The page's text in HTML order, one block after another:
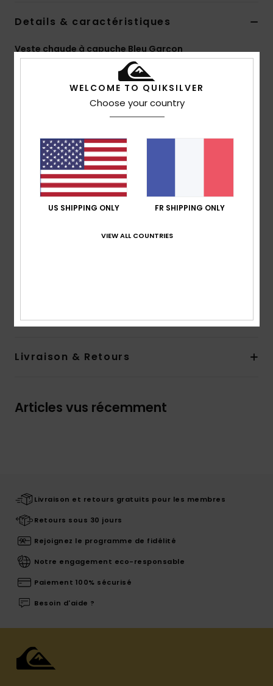
Details & caractéristiques
Veste chaude à capuche Bleu Garçon
Code couleur
Caractéristiques
Coupe : coupe regular, classique et confortable
Capuche : capuche à 3 pans fixe
Doublure/Matelassage : doublure en taffetas avec
matelassage en forme de losanges
Poches : poches zippées sur les côtés
Livraison & Retours
Articles vus récemment
Livraison et retours gratuits pour les membres
Retours sous 30 jours
Rejoignez le programme de fidélité
Notre engagement eco-responsable
Paiement 100% sécurisé
Besoin d'aide ?
WELCOME TO QUIKSILVER
Choose your country
US SHIPPING ONLY FR SHIPPING ONLY
VIEW ALL COUNTRIES